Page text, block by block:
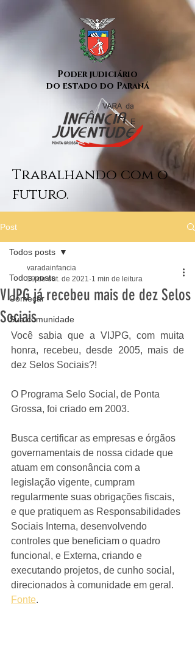
Poder judiciário
do estado do Paraná
Trabalhando com o
futuro.
Post
Todos posts
Começar
Sua comunidade
Todos posts
VIJPG já recebeu mais de dez Selos
Sociais
varadainfancia
19 de out. de 2021 1 min de leitura
Você sabia que a VIJPG, com muita
honra, recebeu, desde 2005, mais de
dez Selos Sociais?!
O Programa Selo Social, de Ponta
Grossa, foi criado em 2003.
Busca certificar as empresas e órgãos
governamentais de nossa cidade que
atuam em consonância com a
legislação vigente, cumpram
regularmente suas obrigações fiscais,
e que pratiquem as Responsabilidades
Sociais Interna, desenvolvendo
controles que beneficiam o quadro
funcional, e Externa, criando e
executando projetos, de cunho social,
direcionados à comunidade em geral.
Fonte.